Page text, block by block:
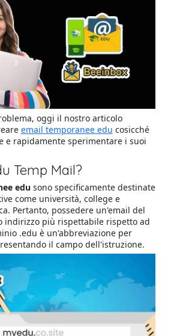
oggi il nostro articolo
email temporanee edu cosicché
e rapidamente sperimentare i suoi
Temp Mail?
edusono specificamente destinate
come università, college e
Pertanto, possedere un'email del
indirizzo più rispettabile rispetto ad
.edu è un'abbreviazione per
il campo dell'istruzione.